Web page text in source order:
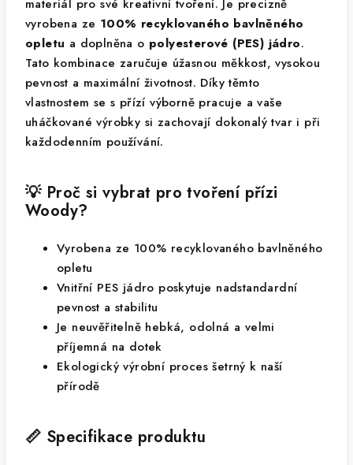
materiál pro své kreativní tvoření. Je precizně
vyrobena ze 100% recyklovaného bavlněného
opletu a doplněna o polyesterové (PES) jádro.
Tato kombinace zaručuje úžasnou měkkost, vysokou
pevnost a maximální životnost. Díky těmto
vlastnostem se s přízí výborně pracuje a vaše
uháčkované výrobky si zachovají dokonalý tvar i při
každodenním používání.
💡 Proč si vybrat pro tvoření přízi
Woody?
Vyrobena ze 100% recyklovaného bavlněného
opletu
Vnitřní PES jádro poskytuje nadstandardní
pevnost a stabilitu
Je neuvěřitelně hebká, odolná a velmi
příjemná na dotek
Ekologický výrobní proces šetrný k naší
přírodě
📏 Specifikace produktu